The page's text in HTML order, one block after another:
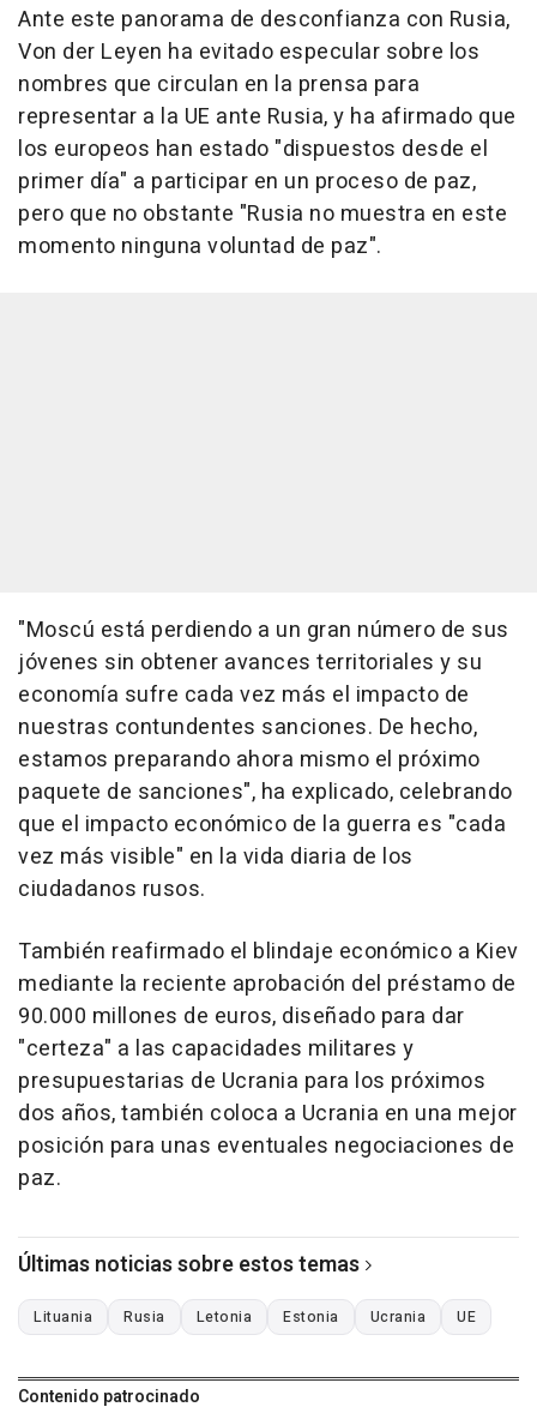
Ante este panorama de desconfianza con Rusia,
Von der Leyen ha evitado especular sobre los
nombres que circulan en la prensa para
representar a la UE ante Rusia, y ha afirmado que
los europeos han estado "dispuestos desde el
primer día" a participar en un proceso de paz,
pero que no obstante "Rusia no muestra en este
momento ninguna voluntad de paz".
"Moscú está perdiendo a un gran número de sus
jóvenes sin obtener avances territoriales y su
economía sufre cada vez más el impacto de
nuestras contundentes sanciones. De hecho,
estamos preparando ahora mismo el próximo
paquete de sanciones", ha explicado, celebrando
que el impacto económico de la guerra es "cada
vez más visible" en la vida diaria de los
ciudadanos rusos.
También reafirmado el blindaje económico a Kiev
mediante la reciente aprobación del préstamo de
90.000 millones de euros, diseñado para dar
"certeza" a las capacidades militares y
presupuestarias de Ucrania para los próximos
dos años, también coloca a Ucrania en una mejor
posición para unas eventuales negociaciones de
paz.
Últimas noticias sobre estos temas
Lituania Rusia Letonia Estonia Ucrania UE
Contenido patrocinado